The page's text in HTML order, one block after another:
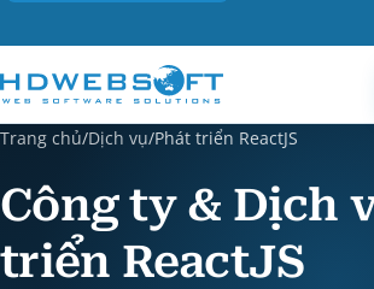
Trang chủ/Dịch vụ/Phát triển ReactJS
Công ty & Dịch
triển ReactJS